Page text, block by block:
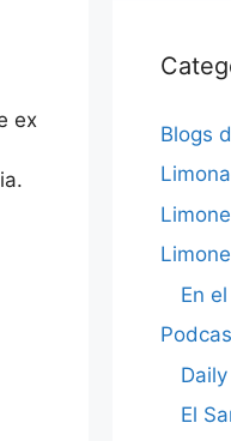
ex
Blogs
En
El